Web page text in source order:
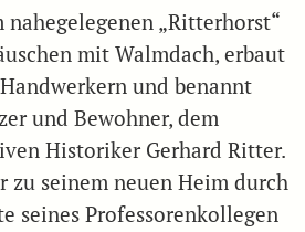
nahegelegenen „Ritterhorst“
mit Walmdach, erbaut
und benannt
und Bewohner, dem
Historiker Gerhard Ritter.
seinem neuen Heim durch
seines Professorenkollegen